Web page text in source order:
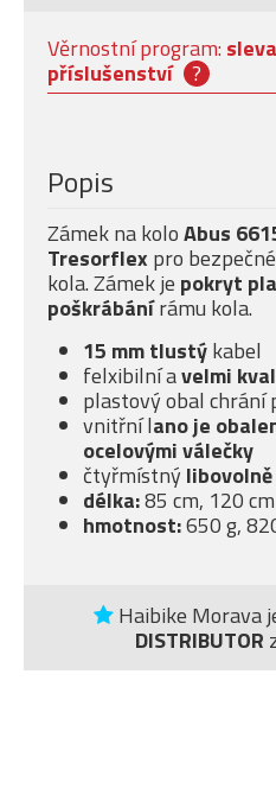
Haibike Morava
DISTRIBUTOR
Věrnostní program:
příslušenství ?
Popis
Zámek na koloAbus
Tresorflex pro
kola. Zámek je pokryt
poškrábánírámu kola.
15 mm tlustýkabel
felxibilní avelmi
plastový obal chrání
vnitřní lano je
ocelovými válečky
čtyřmístný
délka:85 cm, 120 cm
hmotnost:650 g,